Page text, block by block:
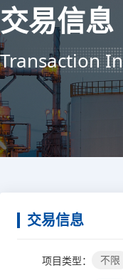
交易信息
Transaction
交易信息
项目类型： 不限